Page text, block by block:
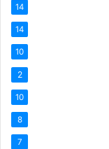
14
14
10
2
10
8
7